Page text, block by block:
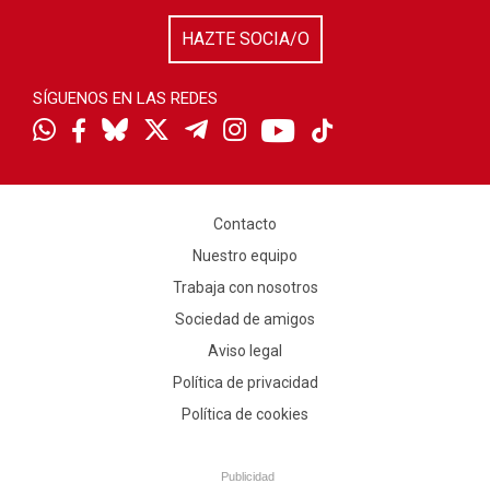
HAZTE SOCIA/O
SÍGUENOS EN LAS REDES
Contacto
Nuestro equipo
Trabaja con nosotros
Sociedad de amigos
Aviso legal
Política de privacidad
Política de cookies
Publicidad